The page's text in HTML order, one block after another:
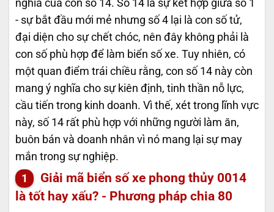
nghĩa của con số 14. Số 14 là sự kết hợp giữa số 1
- sự bắt đầu mới mẻ nhưng số 4 lại là con số tử,
đại diện cho sự chết chóc, nên đây không phải là
con số phù hợp để làm biển số xe. Tuy nhiên, có
một quan điểm trái chiều rằng, con số 14 này còn
mang ý nghĩa cho sự kiên định, tinh thần nỗ lực,
cầu tiến trong kinh doanh. Vì thế, xét trong lĩnh vực
này, số 14 rất phù hợp với những người làm ăn,
buôn bán và doanh nhân vì nó mang lại sự may
mắn trong sự nghiệp.
Giải mã biển số xe phong thủy 0014
là tốt hay xấu? - Phương pháp chia 80